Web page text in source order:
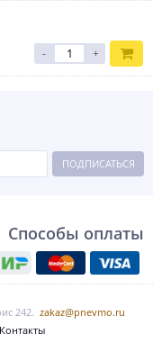
- +
ПОДПИСАТЬСЯ
Способы оплаты
242. zakaz@pnevmo.ru
Контакты